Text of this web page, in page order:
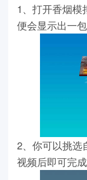
1、打开香烟模
便会显示出一包
2、你可以挑选
视频后即可完成